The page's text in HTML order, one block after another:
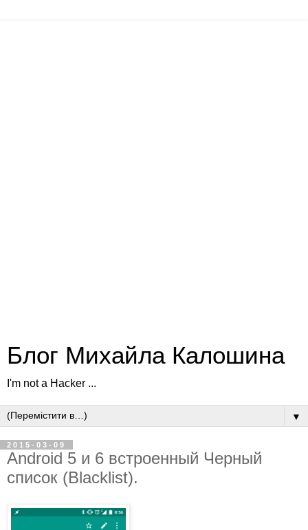
Блог Михайла Калошина
I'm not a Hacker ...
▼
2015-03-09
Android 5 и 6 встроенный Черный
список (Blacklist).